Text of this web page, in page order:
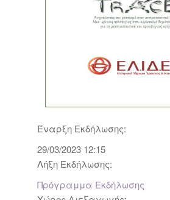
Έναρξη Εκδήλωσης:
29/03/2023 12:15
Λήξη Εκδήλωσης:
Πρόγραμμα Εκδήλωσης